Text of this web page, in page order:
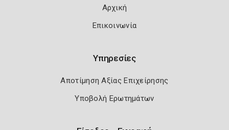
Αρχική
Επικοινωνία
Υπηρεσίες
Αποτίμηση Αξίας Επιχείρησης
Υποβολή Ερωτημάτων